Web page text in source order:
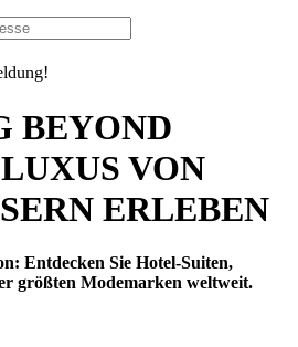
BEYOND
VON
ERLEBEN
Entdecken Sie Hotel-Suiten,
größten Modemarken weltweit.